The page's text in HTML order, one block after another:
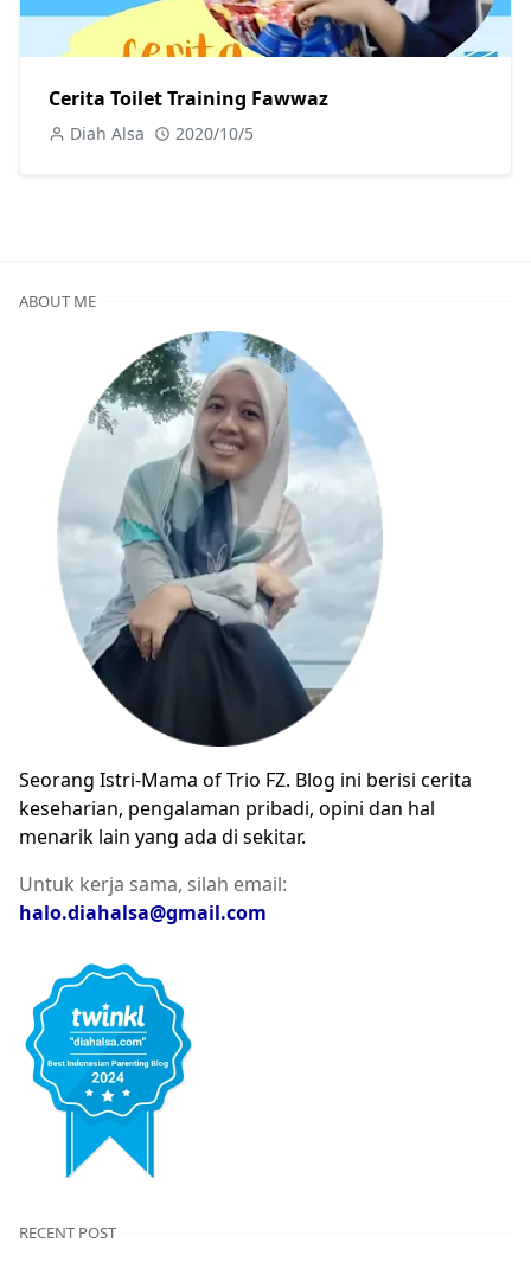
Cerita Toilet Training Fawwaz
Diah Alsa 2020/10/5
ABOUT ME
Seorang Istri-Mama of Trio FZ. Blog ini berisi cerita
keseharian, pengalaman pribadi, opini dan hal
menarik lain yang ada di sekitar.
Untuk kerja sama, silah email:
halo.diahalsa@gmail.com
RECENT POST